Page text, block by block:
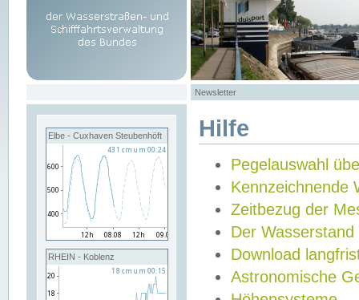
Newsletter
Elbe - Cuxhaven Steubenhöft
RHEIN - Koblenz
Hilfe
Pegelauswahl
Kennzeichnende
Zeitbezug der
Der Wasserstand
Download
Astronomische